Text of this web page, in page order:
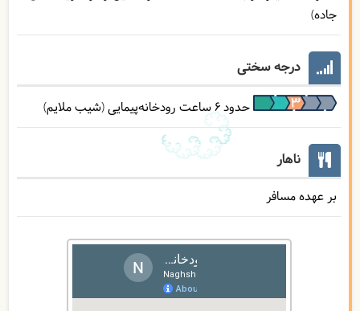
جاده)
درجه سختی
حدود 6 ساعت رودخانه‌پیمایی (شیب ملایم)
ناهار
بر عهده مسافر